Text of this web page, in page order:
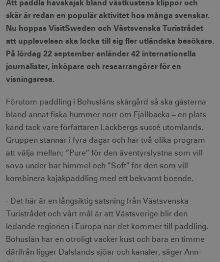
Att paddla havskajak bland västkustens klippor och
skär är redan en populär aktivitet hos många svenskar.
Nu hoppas VisitSweden och Västsvenska Turistrådet
att upplevelsen ska locka till sig fler utländska besökare.
På lördag 22 september anländer 42 internationella
journalister, inköpare och researrangörer för en
visningsresa.
Förutom paddling i Bohusläns skärgård så ska gästerna
bland annat fiska hummer norr om Fjällbacka – en plats
känd tack vare författaren Läckbergs succé utomlands.
Gruppen stannar i fyra dagar och har två olika program
att välja mellan; ”Pure” för den äventyrslystna som vill
sova under bar himmel och ”Soft” för den som vill
kombinera kajakpaddling med ett bekvämt boende.
- Det här är en långsiktig satsning från Västsvenska
Turistrådet och vårt mål är att Västsverige blir den
ledande regionen i Europa när det kommer till paddling.
Bohuslän har en otroligt vacker kust och bara en timme
därifrån ligger Dalslands sjöar och kanaler, säger Ann-